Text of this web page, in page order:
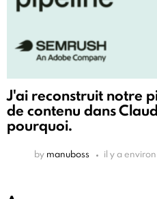
J'ai reconstruit notre
de contenu dans
pourquoi.
by manuboss il y a